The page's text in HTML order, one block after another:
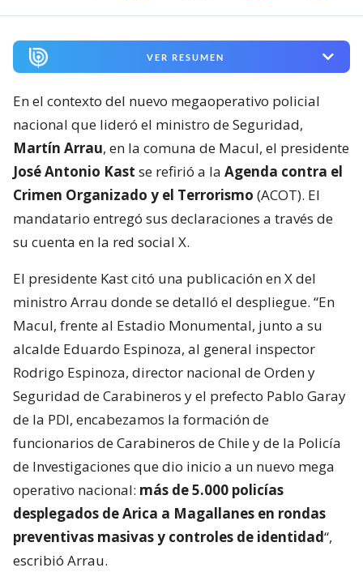
VER RESUMEN
En el contexto del nuevo megaoperativo policial
nacional que lideró el ministro de Seguridad,
Martín Arrau, en la comuna de Macul, el presidente
José Antonio Kast se refirió a la Agenda contra el
Crimen Organizado y el Terrorismo (ACOT). El
mandatario entregó sus declaraciones a través de
su cuenta en la red social X.
El presidente Kast citó una publicación en X del
ministro Arrau donde se detalló el despliegue. “En
Macul, frente al Estadio Monumental, junto a su
alcalde Eduardo Espinoza, al general inspector
Rodrigo Espinoza, director nacional de Orden y
Seguridad de Carabineros y el prefecto Pablo Garay
de la PDI, encabezamos la formación de
funcionarios de Carabineros de Chile y de la Policía
de Investigaciones que dio inicio a un nuevo mega
operativo nacional: más de 5.000 policías
desplegados de Arica a Magallanes en rondas
preventivas masivas y controles de identidad“,
escribió Arrau.